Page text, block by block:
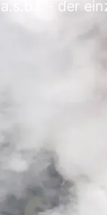
- der